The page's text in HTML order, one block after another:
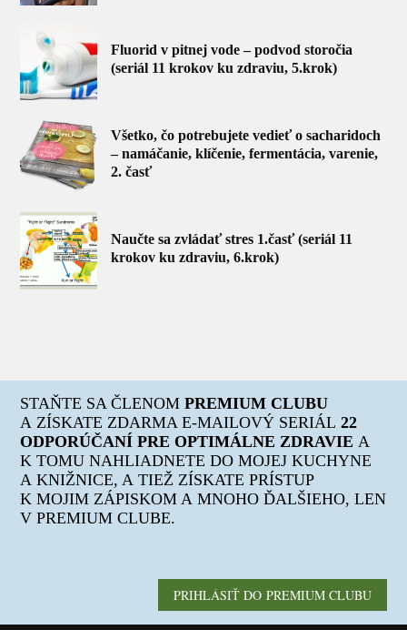
Fluorid v pitnej vode – podvod storočia
(seriál 11 krokov ku zdraviu, 5.krok)
Všetko, čo potrebujete vedieť o sacharidoch
– namáčanie, klíčenie, fermentácia, varenie,
2. časť
Naučte sa zvládať stres 1.časť (seriál 11
krokov ku zdraviu, 6.krok)
STAŇTE SA ČLENOMPREMIUM CLUBU
A ZÍSKATE ZDARMA E-MAILOVÝ SERIÁL22
ODPORÚČANÍ PRE OPTIMÁLNE ZDRAVIE A
K TOMU NAHLIADNETE DO MOJEJ KUCHYNE
A KNIŽNICE, A TIEŽ ZÍSKATE PRÍSTUP
K MOJIM ZÁPISKOM A MNOHO ĎALŠIEHO, LEN
V PREMIUM CLUBE.
PRIHLÁSIŤ DO PREMIUM CLUBU